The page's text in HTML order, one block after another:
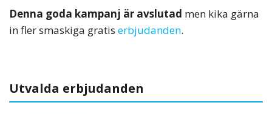
Denna goda kampanj är avslutad men kika gärna
in fler smaskiga gratis erbjudanden.
Utvalda erbjudanden